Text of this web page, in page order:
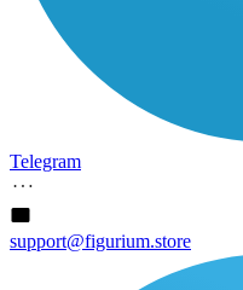
Telegram
support@figurium.store